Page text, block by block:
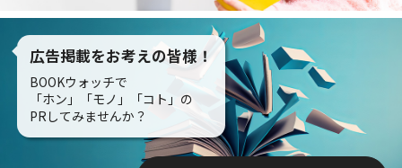
広告掲載をお考えの皆様！
BOOKウォッチで
「ホン」「モノ」「コト」の
PRしてみませんか？